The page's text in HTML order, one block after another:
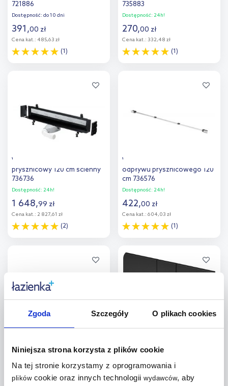
Zgoda Szczegóły O plikach cookies
Niniejsza strona korzysta z plików cookie
Na tej stronie korzystamy z oprogramowania i
plikówcookie oraz innych technologii wydawców, aby
721886
Dostępność: do 10 dni
391,00 zł
Cena kat.: 485,63 zł
(1)
735883
Dostępność: 24h!
270,00 zł
Cena kat.: 332,48 zł
(1)
Viega Advantix Vario odpływ
prysznicowy 120 cm ścienny
736736
Dostępność: 24h!
1 648,99 zł
Cena kat.: 2 827,61 zł
(2)
Viega Advantix ruszt
odpływu prysznicowego 120
cm 736576
Dostępność: 24h!
422,00 zł
Cena kat.: 604,03 zł
(1)
cm 736569
Dostępność:24h!
421,00zł
WC czarny 773304
Dostępność:24h!
490, 00zł